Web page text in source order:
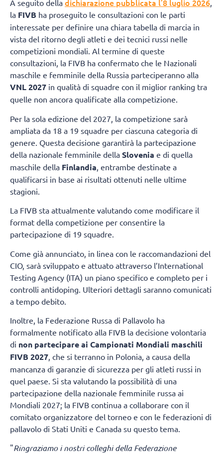
A seguito della dichiarazione pubblicata l’8 luglio 2026,
la FIVB ha proseguito le consultazioni con le parti
interessate per definire una chiara tabella di marcia in
vista del ritorno degli atleti e dei tecnici russi nelle
competizioni mondiali. Al termine di queste
consultazioni, la FIVB ha confermato che le Nazionali
maschile e femminile della Russia parteciperanno alla
VNL 2027 in qualità di squadre con il miglior ranking tra
quelle non ancora qualificate alla competizione.
Per la sola edizione del 2027, la competizione sarà
ampliata da 18 a 19 squadre per ciascuna categoria di
genere. Questa decisione garantirà la partecipazione
della nazionale femminile della Slovenia e di quella
maschile della Finlandia , entrambe destinate a
qualificarsi in base ai risultati ottenuti nelle ultime
stagioni.
La FIVB sta attualmente valutando come modificare il
format della competizione per consentire la
partecipazione di 19 squadre.
Come già annunciato, in linea con le raccomandazioni del
CIO, sarà sviluppato e attuato attraverso l’International
Testing Agency (ITA) un piano specifico e completo per i
controlli antidoping. Ulteriori dettagli saranno comunicati
a tempo debito.
Inoltre, la Federazione Russa di Pallavolo ha
formalmente notificato alla FIVB la decisione volontaria
di non partecipare ai Campionati Mondiali maschili
FIVB 2027 , che si terranno in Polonia, a causa della
mancanza di garanzie di sicurezza per gli atleti russi in
quel paese. Si sta valutando la possibilità di una
partecipazione della nazionale femminile russa ai
Mondiali 2027; la FIVB continua a collaborare con il
comitato organizzatore del torneo e con le federazioni di
pallavolo di Stati Uniti e Canada su questo tema.
"Ringraziamo i nostri colleghi della Federazione